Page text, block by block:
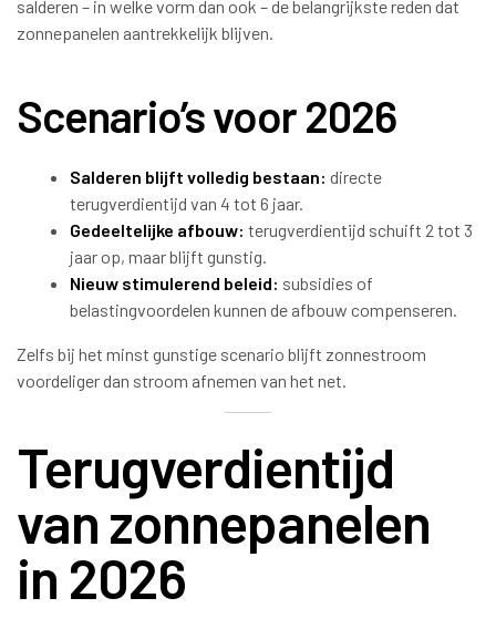
salderen – in welke vorm dan ook – de belangrijkste reden dat
zonnepanelen aantrekkelijk blijven.
Scenario’s voor 2026
Salderen blijft volledig bestaan: directe
terugverdientijd van 4 tot 6 jaar.
Gedeeltelijke afbouw: terugverdientijd schuift 2 tot 3
jaar op, maar blijft gunstig.
Nieuw stimulerend beleid: subsidies of
belastingvoordelen kunnen de afbouw compenseren.
Zelfs bij het minst gunstige scenario blijft zonnestroom
voordeliger dan stroom afnemen van het net.
Terugverdientijd
van zonnepanelen
in 2026